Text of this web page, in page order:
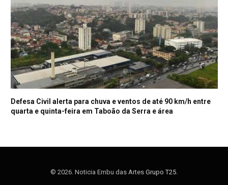
Defesa Civil alerta para chuva e ventos de até 90 km/h entre
quarta e quinta-feira em Taboão da Serra e área
© 2026. Noticia Embu das Artes Grupo T25.